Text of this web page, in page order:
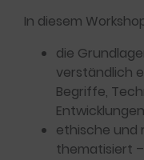
In diesem
die
verständlich
Begriffe,
ethische und
thematisiert